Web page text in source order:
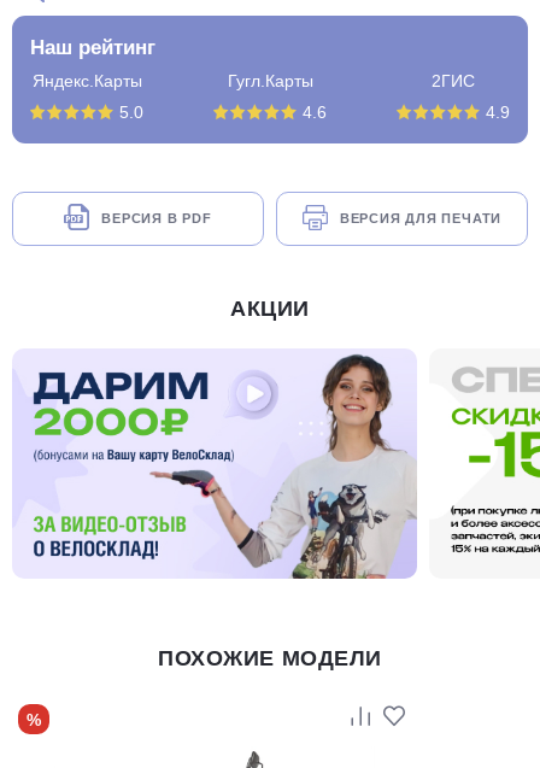
Наш рейтинг
Яндекс.Карты
5.0
Гугл.Карты
4.6
2ГИС
4.9
ВЕРСИЯ В PDF ВЕРСИЯ ДЛЯ ПЕЧАТИ
АКЦИИ
ПОХОЖИЕ МОДЕЛИ
%